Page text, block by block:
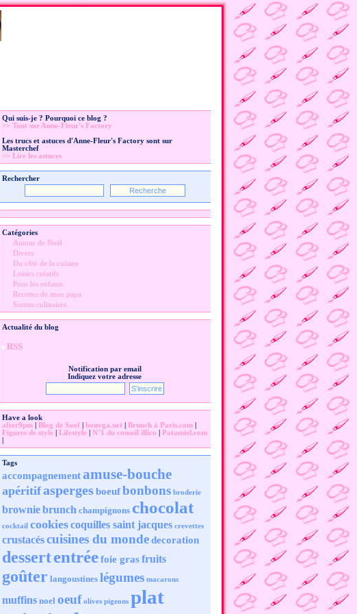
Qui suis-je ? Pourquoi ce blog ?
>> Tout sur Anne-Fleur's Factory
Les trucs et astuces d'Anne-Fleur's Factory sont sur
Masterchef
>> Lire les astuces
Rechercher
Catégories
Autour de Noël
Divers
Du côté de la cuisine
Loisirs créatifs
Pour les enfants
Recettes de mon papa
Sorties culinaires
Actualité du blog
RSS
Notification par email
Indiquez votre adresse
Have a look
after9pm
Blog de Soof bonvga.net Brunch à Paris.com
Figures de style
Lifestyle N°1 du conseil illico
Patamiel.com
Tags
accompagnementamuse-bouche
apéritifaspergesboeufbonbons broderie
browniebrunch champignons chocolat
cocktail cookiescoquilles saint jacques crevettes
crustacéscuisines du mondedecoration
dessertentréefoie grasfruits
goûter langoustines légumes macarons
muffins noel oeuf olives pigeons plat